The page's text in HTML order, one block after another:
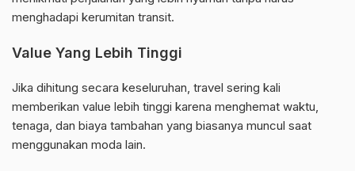
menghadapi kerumitan transit.
Value Yang Lebih Tinggi
Jika dihitung secara keseluruhan, travel sering kali
memberikan value lebih tinggi karena menghemat waktu,
tenaga, dan biaya tambahan yang biasanya muncul saat
menggunakan moda lain.